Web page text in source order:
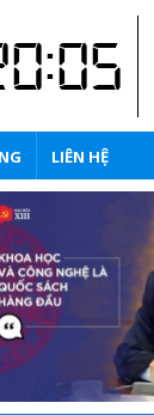
LIÊN HỆ